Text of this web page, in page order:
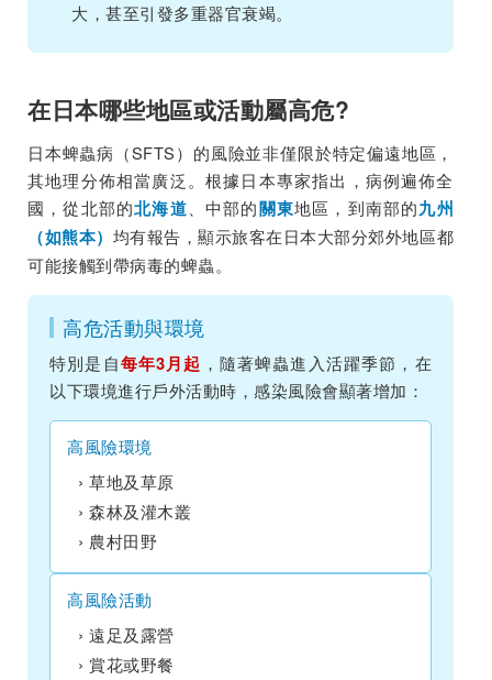
大，甚至引發多重器官衰竭。
在日本哪些地區或活動屬高危?
日本蜱蟲病（SFTS）的風險並非僅限於特定偏遠地區，
其地理分佈相當廣泛。根據日本專家指出，病例遍佈全
國，從北部的北海道、中部的關東地區，到南部的九州
（如熊本） 均有報告，顯示旅客在日本大部分郊外地區都
可能接觸到帶病毒的蜱蟲。
高危活動與環境
特別是自每年3月起 ，隨著蜱蟲進入活躍季節，在
以下環境進行戶外活動時，感染風險會顯著增加：
高風險環境
草地及草原
森林及灌木叢
農村田野
高風險活動
遠足及露營
賞花或野餐